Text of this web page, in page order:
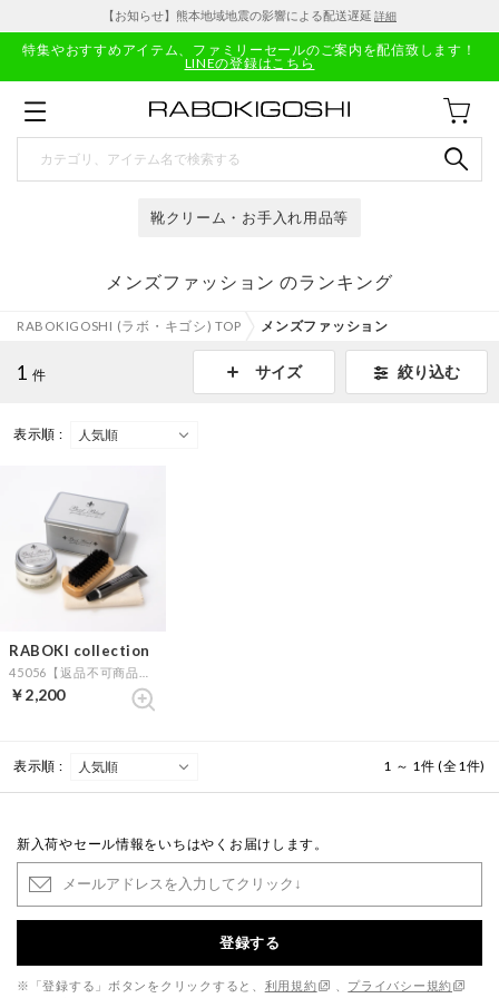
【お知らせ】熊本地域地震の影響による配送遅延 詳細
特集やおすすめアイテム、ファミリーセールのご案内を配信致します！
LINEの登録はこちら
靴クリーム・お手入れ用品等
メンズファッション のランキング
RABOKIGOSHI (ラボ・キゴシ) TOP メンズファッション
1 件 サイズ 絞り込む
表示順 :
RABOKI collection
￥2,200
表示順 : 1 ～ 1件 (全1件)
新入荷やセール情報をいちはやくお届けします。
登録する
※「登録する」ボタンをクリックすると、 利用規約
プライバシー規約